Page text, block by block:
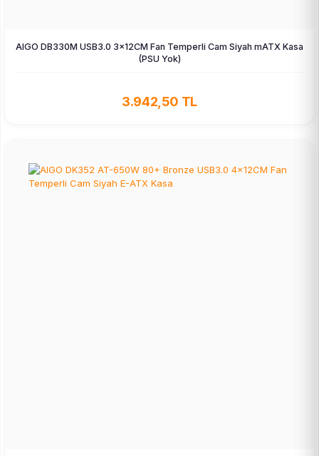
AIGO DB330M USB3.0 3×12CM Fan Temperli Cam Siyah mATX Kasa
(PSU Yok)
3.942,50 TL